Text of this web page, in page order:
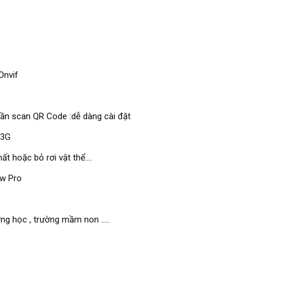
scan QR Code :dễ dàng cài đặt
hoặc bỏ rơi vật thể....
Pro
học , trường mầm non .....